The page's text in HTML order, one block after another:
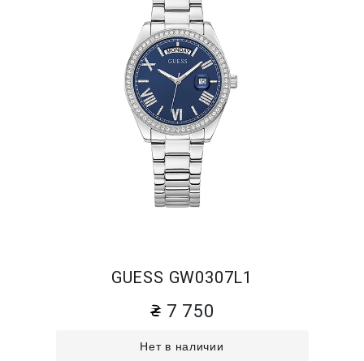
GUESS GW0307L1
7 750
Нет в наличии